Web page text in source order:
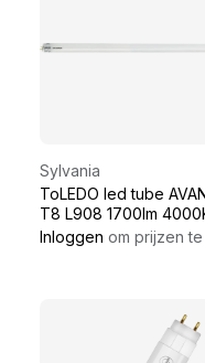
Sylvania
ToLEDO led tube
T8 L908 1700lm
50K
Inloggen om prijzen te